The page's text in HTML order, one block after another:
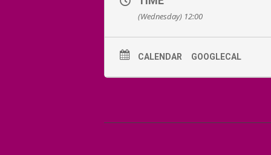
(Wednesday) 12:00
CALENDAR GOOGLECAL